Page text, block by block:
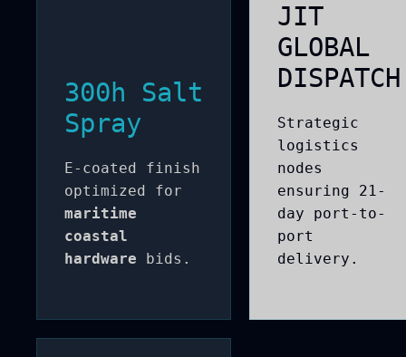
300h Salt
Spray
E-coated finish
optimized for
maritime
coastal
hardware bids.
JIT
GLOBAL
DISPATCH
Strategic
logistics
nodes
ensuring 21-
day port-to-
port
delivery.